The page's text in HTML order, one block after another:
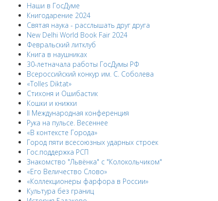
Наши в ГосДуме
Книгодарение 2024
Святая наука - расслышать друг друга
New Delhi World Book Fair 2024
Февральский литклуб
Книга в наушниках
30-летначала работы ГосДумы РФ
Всероссийский конкур им. С. Соболева
«Tolles Diktat»
Стихоня и Ошибастик
Кошки и книжки
II Международная конференция
Рука на пульсе. Весеннее
«В контексте Города»
Город пяти всесоюзных ударных строек
Гос.поддержка РСП
Знакомство "Львёнка" с "Колокольчиком"
«Его Величество Слово»
«Коллекционеры фарфора в России»
Культура без границ